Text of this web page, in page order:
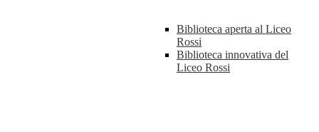
Biblioteca aperta al Liceo
Rossi
Biblioteca innovativa del
Liceo Rossi